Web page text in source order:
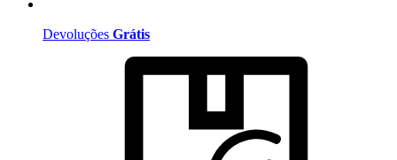
Devoluções Grátis